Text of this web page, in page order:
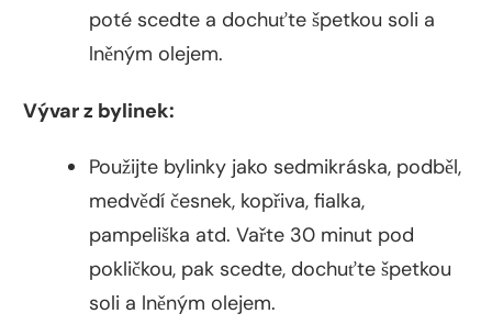
poté scedte a dochuťte špetkou soli a
lněným olejem.
Vývar z bylinek:
Použijte bylinky jako sedmikráska, podběl,
medvědí česnek, kopřiva, fialka,
pampeliška atd. Vařte 30 minut pod
pokličkou, pak scedte, dochuťte špetkou
soli a lněným olejem.